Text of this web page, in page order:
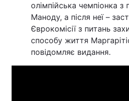
олімпійська чемпіонка з
Маноду, а після неї –
Єврокомісії з питань
способу життя
повідомляє видання.